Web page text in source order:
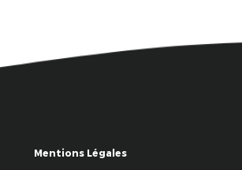
Mentions Légales